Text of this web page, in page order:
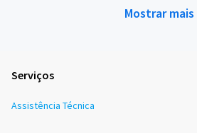
Mostrar mais
Serviços
Assistência Técnica